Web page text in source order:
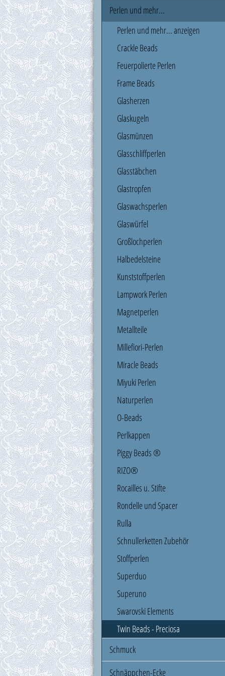
Perlen und mehr...
Perlen und mehr... anzeigen
Crackle Beads
Feuerpolierte Perlen
Frame Beads
Glasherzen
Glaskugeln
Glasmünzen
Glasschliffperlen
Glasstäbchen
Glastropfen
Glaswachsperlen
Glaswürfel
Großlochperlen
Halbedelsteine
Kunststoffperlen
Lampwork Perlen
Magnetperlen
Metallteile
Millefiori-Perlen
Miracle Beads
Miyuki Perlen
Naturperlen
O-Beads
Perlkappen
Piggy Beads ®
RIZO®
Rocailles u. Stifte
Rondelle und Spacer
Rulla
Schnullerketten Zubehör
Stoffperlen
Superduo
Superuno
Swarovski Elements
Twin Beads - Preciosa
Schmuck
Schnäppchen-Ecke